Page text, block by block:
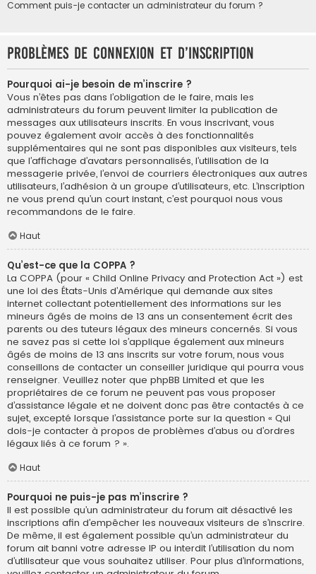
Comment puis-je contacter un administrateur du forum ?
Problèmes de connexion et d’inscription
Pourquoi ai-je besoin de m’inscrire ?
Vous n’êtes pas dans l’obligation de le faire, mais les
administrateurs du forum peuvent limiter la publication de
messages aux utilisateurs inscrits. En vous inscrivant, vous
pouvez également avoir accès à des fonctionnalités
supplémentaires qui ne sont pas disponibles aux visiteurs, tels
que l’affichage d’avatars personnalisés, l’utilisation de la
messagerie privée, l’envoi de courriers électroniques aux autres
utilisateurs, l’adhésion à un groupe d’utilisateurs, etc. L’inscription
ne vous prend qu’un court instant, c’est pourquoi nous vous
recommandons de le faire.
Haut
Qu’est-ce que la COPPA ?
La COPPA (pour « Child Online Privacy and Protection Act ») est
une loi des États-Unis d’Amérique qui demande aux sites
internet collectant potentiellement des informations sur les
mineurs âgés de moins de 13 ans un consentement écrit des
parents ou des tuteurs légaux des mineurs concernés. Si vous
ne savez pas si cette loi s’applique également aux mineurs
âgés de moins de 13 ans inscrits sur votre forum, nous vous
conseillons de contacter un conseiller juridique qui pourra vous
renseigner. Veuillez noter que phpBB Limited et que les
propriétaires de ce forum ne peuvent pas vous proposer
d’assistance légale et ne doivent donc pas être contactés à ce
sujet, excepté lorsque l’assistance porte sur la question « Qui
dois-je contacter à propos de problèmes d’abus ou d’ordres
légaux liés à ce forum ? ».
Haut
Pourquoi ne puis-je pas m’inscrire ?
Il est possible qu’un administrateur du forum ait désactivé les
inscriptions afin d’empêcher les nouveaux visiteurs de s’inscrire.
De même, il est également possible qu’un administrateur du
forum ait banni votre adresse IP ou interdit l’utilisation du nom
d’utilisateur que vous souhaitez utiliser. Pour plus d’informations,